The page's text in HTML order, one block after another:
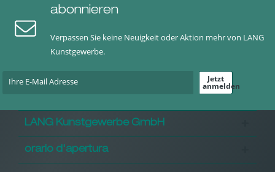
abonnieren
Verpassen Sie keine Neuigkeit oder Aktion mehr von LANG
Kunstgewerbe.
Jetzt
anmelden
LANG Kunstgewerbe GmbH
orario d'apertura